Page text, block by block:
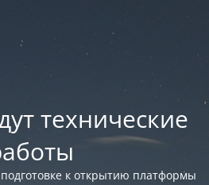
технические
к открытию платформы